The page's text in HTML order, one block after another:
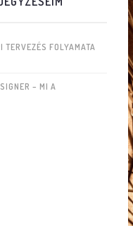
TERVEZÉS FOLYAMATA
– MI A